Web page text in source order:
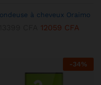
à cheveux Oraimo
12059 CFA
-34%